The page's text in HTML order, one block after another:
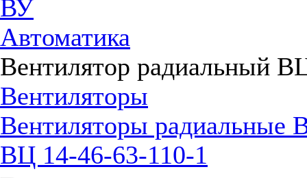
ВУ
Автоматика
Вентилятор радиальный
Вентиляторы
Вентиляторы радиальные
ВЦ 14-46-63-110-1